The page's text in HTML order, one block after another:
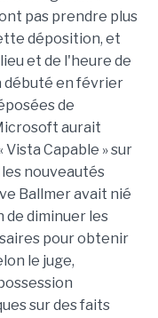
pas prendre plus
déposition, et
et de l'heure de
débuté en février
de
aurait
Capable » sur
nouveautés
Ballmer avait nié
de diminuer les
pour obtenir
le juge,
sur des faits